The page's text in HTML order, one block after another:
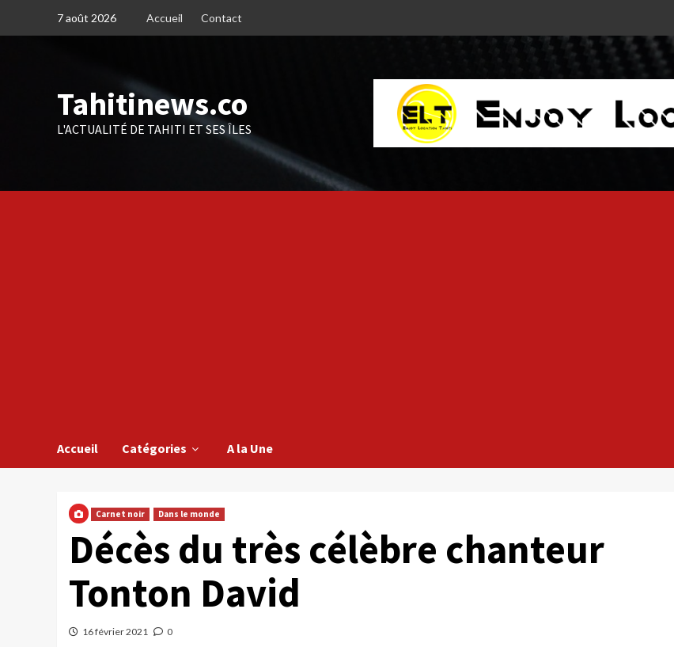
7 août 2026 Accueil Contact
Tahitinews.co
L'ACTUALITÉ DE TAHITI ET SES ÎLES
Accueil Catégories A la Une
Carnet noir Dans le monde
Décès du très célèbre chanteur
Tonton David
16 février 2021 0